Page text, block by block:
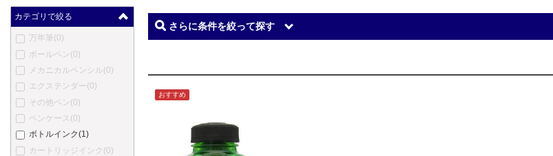
さらに条件を絞って探す
おすすめ
カテゴリで絞る
万年筆 (0)
ボールペン (0)
メカニカルペンシル(0)
エクステンダー(0)
その他ペン (0)
ペンケース (0)
ボトルインク(1)
カートリッジインク (0)